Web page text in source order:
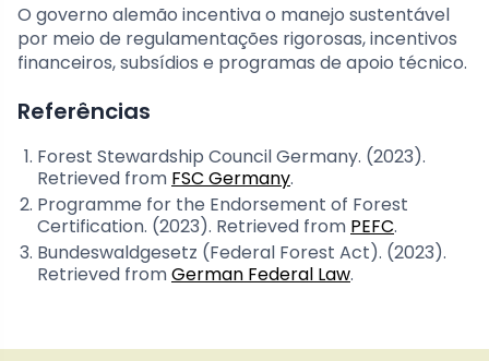
O governo alemão incentiva o manejo sustentável
por meio de regulamentações rigorosas, incentivos
financeiros, subsídios e programas de apoio técnico.
Referências
Forest Stewardship Council Germany. (2023).
Retrieved from FSC Germany.
Programme for the Endorsement of Forest
Certification. (2023). Retrieved from PEFC.
Bundeswaldgesetz (Federal Forest Act). (2023).
Retrieved fromGerman Federal Law.